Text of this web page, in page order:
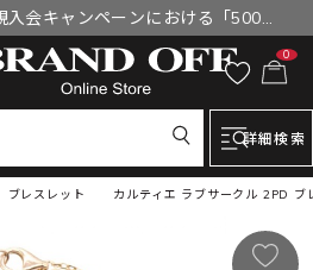
入会キャンペーンにおける「500円
付与漏れと補填について
0
詳細検索
カルティエ ラブサークル 2PD ブ
ブレスレット